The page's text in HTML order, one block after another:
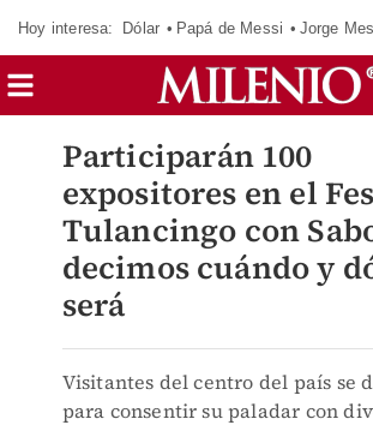
Hoy interesa: Dólar Papá de Messi Jorge
Participarán 100
expositores en el
Tulancingo con
decimos cuándo y
será
Visitantes del centro del país se
para consentir su paladar con